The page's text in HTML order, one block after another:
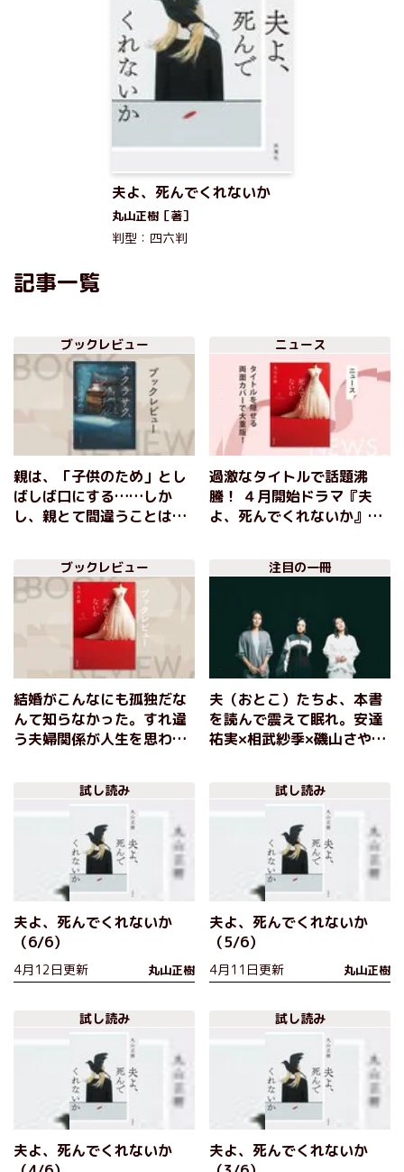
夫よ、死んでくれないか
丸山正樹［著］
判型：四六判
記事一覧
ブックレビュー
親は、「子供のため」とし
ばしば口にする……しか
し、親とて間違うことはあ
クラサク、サクラチル』辻
堂ゆめ
ニュース
過激なタイトルで話題沸
騰！ ４月開始ドラマ『夫
よ、死んでくれないか』の
重版！
ブックレビュー
結婚がこんなにも孤独だな
んて知らなかった。すれ違
う夫婦関係が人生を思わぬ
リー！『夫よ、死んでくれ
注目の一冊
夫（おとこ）たちよ、本書
を読んで震えて眠れ。安達
祐実×相武紗季×磯山さやか
ー！『夫よ、死んでくれな
試し読み
夫よ、死んでくれないか
（6/6）
4月12日更新 丸山正樹
試し読み
夫よ、死んでくれないか
（5/6）
4月11日更新 丸山正樹
試し読み
夫よ、死んでくれないか
試し読み
夫よ、死んでくれないか